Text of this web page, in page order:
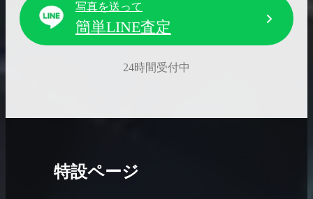
写真を送って
簡単LINE査定
24時間受付中
特設ページ